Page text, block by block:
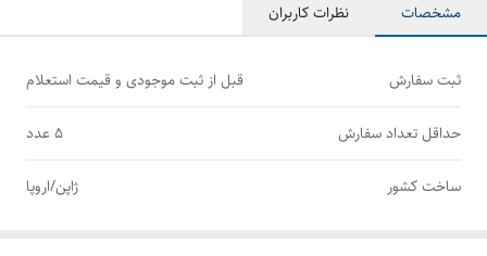
مشخصات نظرات کاربران
ثبت سفارش قبل از ثبت موجودی و قیمت استعلام
حداقل تعداد سفارش 5 عدد
ساخت کشور ژاپن/اروپا